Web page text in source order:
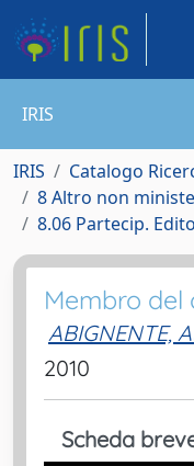
IRIS
IRIS
Catalogo
8 Altro non
8.06 Partecip.
Membro
ABIGNENTE,
2010
Scheda